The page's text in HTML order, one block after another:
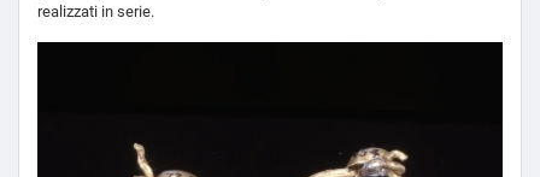
realizzati in serie.